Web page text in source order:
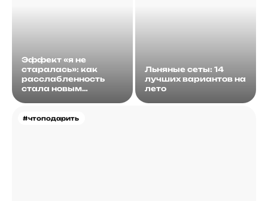
Эффект «я не
старалась»: как
расслабленность
стала новым
#чтоподарить
Льняные сеты: 14
лучших вариантов на
лето